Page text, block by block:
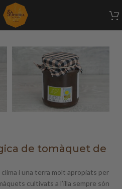
i conserves
de tomàquet de
i una terra molt apropiats per
cultivats a l’illa sempre són